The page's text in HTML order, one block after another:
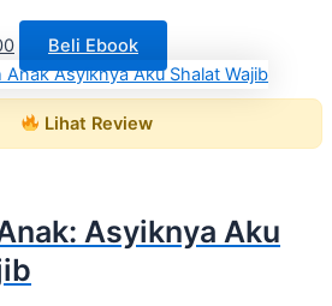
Beli Ebook
Lihat Review
Asyiknya Aku